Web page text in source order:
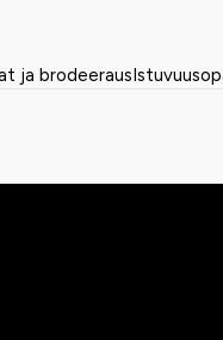
ja brodeeraus